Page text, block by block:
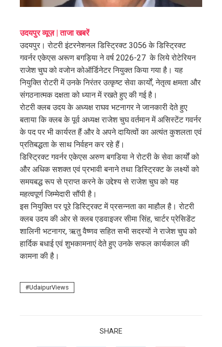
उदयपुर व्यूज़ | ताजा खबरें
उदयपुर। रोटरी इंटरनेशनल डिस्ट्रिक्ट 3056 के डिस्ट्रिक्ट
गवर्नर एकेएस अरूण बगड़िया ने वर्ष 2026-27 के लिये रोटेरियन
राजेश चुघ को वजोन कोऑर्डिनेटर नियुक्त किया गया है। यह
नियुक्ति रोटरी में उनके निरंतर उत्कृष्ट सेवा कार्यों, नेतृत्व क्षमता और
संगठनात्मक दक्षता को ध्यान में रखते हुए की गई है।
रोटरी क्लब उदय के अध्यक्ष राघव भटनागर ने जानकारी देते हुए
बताया कि क्लब के पूर्व अध्यक्ष राजेश चुघ वर्तमान में असिस्टेंट गवर्नर
के पद पर भी कार्यरत हैं और वे अपने दायित्वों का अत्यंत कुशलता एवं
प्रतिबद्धता के साथ निर्वहन कर रहे हैं।
डिस्ट्रिक्ट गवर्नर एकेएस अरुण बगडिया ने रोटरी के सेवा कार्यों को
और अधिक सशक्त एवं प्रभावी बनाने तथा डिस्ट्रिक्ट के लक्ष्यों को
समयबद्ध रूप से प्राप्त करने के उद्देश्य से राजेश चुघ को यह
महत्वपूर्ण जिम्मेदारी सौंपी है।
इस नियुक्ति पर पूरे डिस्ट्रिक्ट में प्रसन्नता का माहौल है। रोटरी
क्लब उदय की ओर से क्लब एडवाइजर सीमा सिंह, चार्टर प्रेसिडेंट
शालिनी भटनागर, ऋतु वैष्णव सहित सभी सदस्यों ने राजेश चुघ को
हार्दिक बधाई एवं शुभकामनाएं देते हुए उनके सफल कार्यकाल की
कामना की है।
UdaipurViews
SHARE